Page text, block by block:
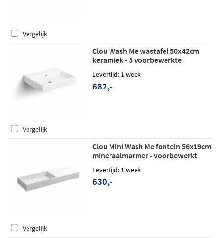
Vergelijk
Clou Wash Me wastafel 50x42cm
keramiek - 3 voorbewerkte
kraangaten - glans wit
Levertijd: 1 week
682,-
Vergelijk
Clou Mini Wash Me fontein 56x19cm
mineraalmarmer - voorbewerkt
kraangat rechts - glans wit
Levertijd: 1 week
630,-
Vergelijk